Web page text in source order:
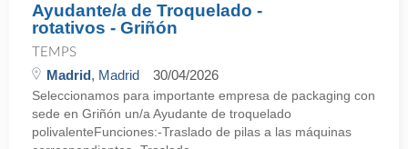
Ayudante/a de Troquelado -
rotativos - Griñón
TEMPS
Madrid, Madrid 30/04/2026
Seleccionamos para importante empresa de packaging con
sede en Griñón un/a Ayudante de troquelado
polivalenteFunciones:-Traslado de pilas a las máquinas